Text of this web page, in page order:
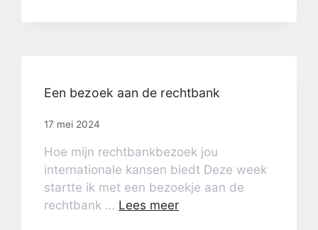
Een bezoek aan de rechtbank
17 mei 2024
Hoe mijn rechtbankbezoek jou
internationale kansen biedt Deze week
startte ik met een bezoekje aan de
rechtbank … Lees meer